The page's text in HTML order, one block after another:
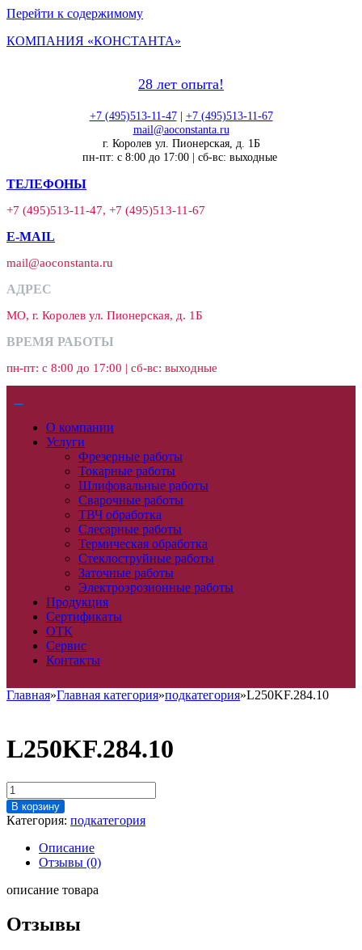
Перейти к содержимому
КОМПАНИЯ «КОНСТАНТА»
28 лет опыта!
+7 (495)513-11-47| +7 (495)513-11-67
mail@aoconstanta.ru
г. Королев ул. Пионерская, д. 1Б
пн-пт: с 8:00 до 17:00 | сб-вс: выходные
ТЕЛЕФОНЫ
+7 (495)513-11-47, +7 (495)513-11-67
E-MAIL
mail@aoconstanta.ru
АДРЕС
МО, г. Королев ул. Пионерская, д. 1Б
ВРЕМЯ РАБОТЫ
пн-пт: с 8:00 до 17:00 | сб-вс: выходные
О компании
Услуги
Фрезерные работы
Токарные работы
Шлифовальные работы
Сварочные работы
ТВЧ обработка
Слесарные работы
Термическая обработка
Стеклоструйные работы
Заточные работы
Электроэрозионные работы
Продукция
Сертификаты
ОТК
Сервис
Контакты
Главная»Главная категория»подкатегория»L250KF.284.10
L250KF.284.10
Количество
товара
L250KF.284.10
В корзину
Категория: подкатегория
Описание
Отзывы (0)
описание товара
Отзывы